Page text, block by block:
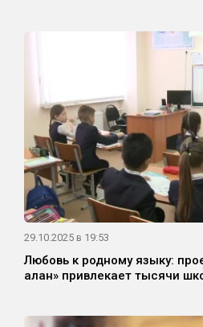
29.10.2025 в 19:53
Любовь к родному языку:
алған» привлекает тысячи